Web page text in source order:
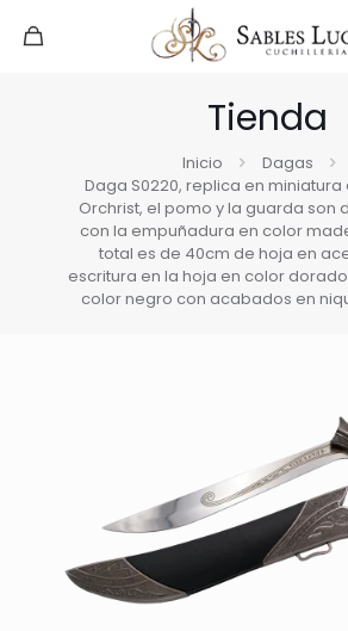
Tienda
Inicio
Dagas
Daga S0220, replica en
Orchrist, el pomo y la guarda son
con la empuñadura en color
total es de 40cm de hoja en
escritura en la hoja en color
color negro con acabados en